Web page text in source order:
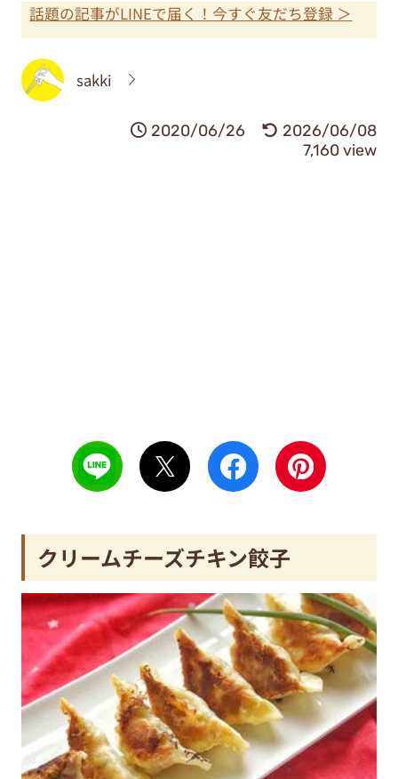
話題の記事がLINEで届く！今すぐ友だち登録 ＞
sakki
2020/06/26
2026/06/08
7,160 view
クリームチーズチキン餃子